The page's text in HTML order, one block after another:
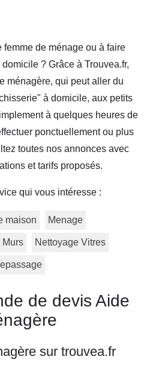
femme de ménage ou à faire
? Grâce à Trouvea.fr,
ménagère, qui peut aller du
à domicile, aux petits
à quelques heures de
ponctuellement ou plus
toutes nos annonces avec
et tarifs proposés.
qui vous intéresse :
maison Menage
Murs Nettoyage Vitres
de devis Aide
sur trouvea.fr